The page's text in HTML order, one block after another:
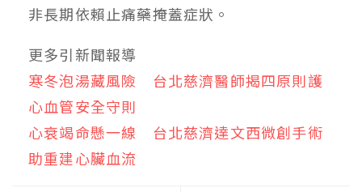
非長期依賴止痛藥掩蓋症狀。
更多引新聞報導
寒冬泡湯藏風險 台北慈濟醫師揭四原則護
心血管安全守則
心衰竭命懸一線 台北慈濟達文西微創手術
助重建心臟血流